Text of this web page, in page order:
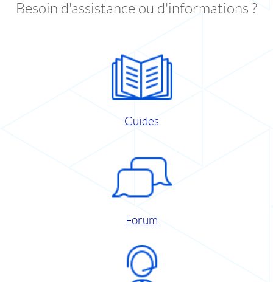
Besoin d'assistance ou d'informations ?
Guides
Forum